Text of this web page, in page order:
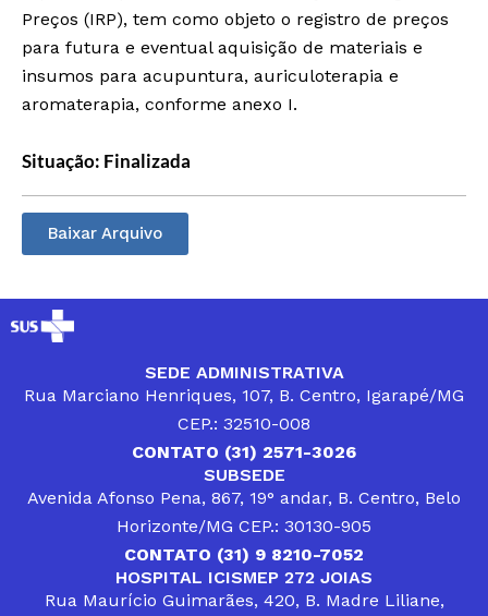
Preços (IRP), tem como objeto o registro de preços
para futura e eventual aquisição de materiais e
insumos para acupuntura, auriculoterapia e
aromaterapia, conforme anexo I.
Situação: Finalizada
Baixar Arquivo
SEDE ADMINISTRATIVA
Rua Marciano Henriques, 107, B. Centro, Igarapé/MG
CEP.: 32510-008
CONTATO (31) 2571-3026
SUBSEDE
Avenida Afonso Pena, 867, 19° andar, B. Centro, Belo
Horizonte/MG CEP.: 30130-905
CONTATO (31) 9 8210-7052
HOSPITAL ICISMEP 272 JOIAS
Rua Maurício Guimarães, 420, B. Madre Liliane,